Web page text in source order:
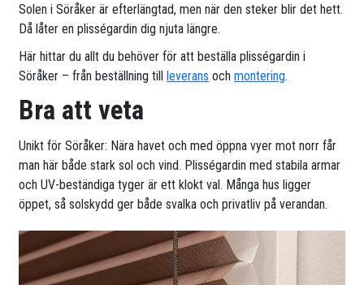
Solen i Söråker är efterlängtad, men när den steker blir det hett.
Då låter en plisségardin dig njuta längre.
Här hittar du allt du behöver för att beställa plisségardin i
Söråker – från beställning tillleverans ochmontering.
Bra att veta
Unikt för Söråker: Nära havet och med öppna vyer mot norr får
man här både stark sol och vind. Plisségardin med stabila armar
och UV-beständiga tyger är ett klokt val. Många hus ligger
öppet, så solskydd ger både svalka och privatliv på verandan.